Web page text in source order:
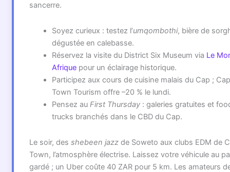
sancerre.
Soyez curieux : testez l’umqombothi, bière de
dégustée en calebasse.
Réservez la visite du District Six Museum via Le
Afriquepour un éclairage historique.
Participez aux cours de cuisine malais du Cap ;
Town Tourism offre –20 % le lundi.
Pensez au First Thursday: galeries gratuites et
trucks branchés dans le CBD du Cap.
Le soir, des shebeen jazzde Soweto aux clubs EDM de
Town, l’atmosphère électrise. Laissez votre véhicule au
gardé ; un Uber coûte 40 ZAR pour 5 km. Les amateurs